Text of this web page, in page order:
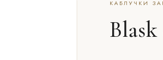
КАБЛУЧКИ
Blask